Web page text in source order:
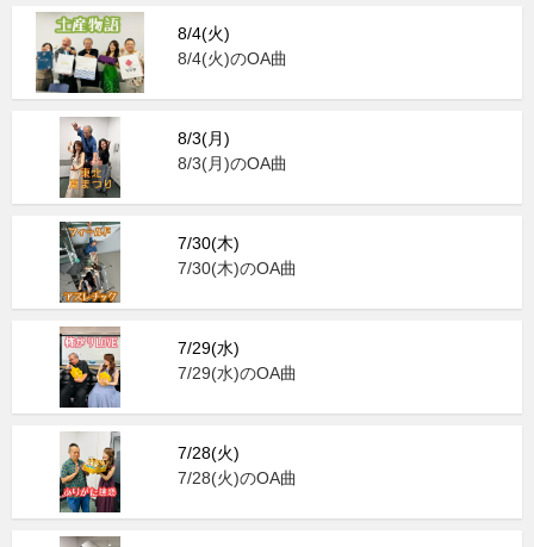
8/4(火)
8/4(火)のOA曲
8/3(月)
8/3(月)のOA曲
7/30(木)
7/30(木)のOA曲
7/29(水)
7/29(水)のOA曲
7/28(火)
7/28(火)のOA曲